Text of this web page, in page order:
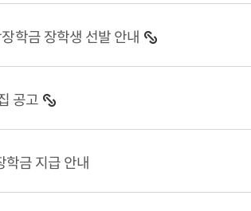
학금 장학생 선발 안내
공고
금 지급 안내